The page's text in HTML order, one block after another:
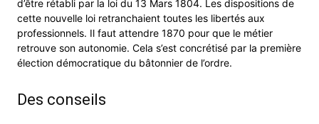
d’être rétabli par la loi du 13 Mars 1804. Les dispositions de
cette nouvelle loi retranchaient toutes les libertés aux
professionnels. Il faut attendre 1870 pour que le métier
retrouve son autonomie. Cela s’est concrétisé par la première
élection démocratique du bâtonnier de l’ordre.
Des conseils